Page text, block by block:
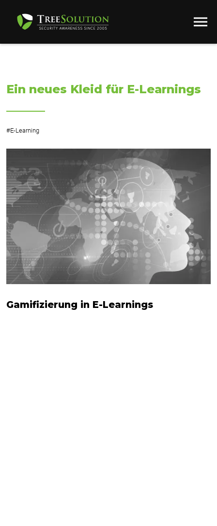
Ein neues Kleid für E-Learnings
#E-Learning
Gamifizierung in E-Learnings